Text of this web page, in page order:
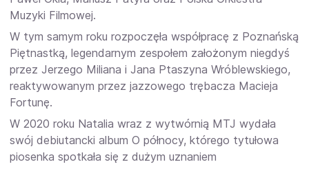
Muzyki Filmowej.
W tym samym roku rozpoczęła współpracę z Poznańską
Piętnastką, legendarnym zespołem założonym niegdyś
przez Jerzego Miliana i Jana Ptaszyna Wróblewskiego,
reaktywowanym przez jazzowego trębacza Macieja
Fortunę.
W 2020 roku Natalia wraz z wytwórnią MTJ wydała
swój debiutancki album O północy, którego tytułowa
piosenka spotkała się z dużym uznaniem